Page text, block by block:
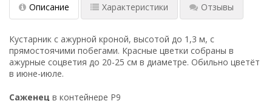
Описание Характеристики Отзывы
Кустарник с ажурной кроной, высотой до 1,3 м, с
прямостоячими побегами. Красные цветки собраны в
ажурные соцветия до 20-25 см в диаметре. Обильно цветёт
в июне-июле.
Саженец в контейнере Р9